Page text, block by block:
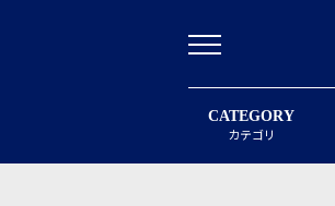
CATEGORY
カテゴリ